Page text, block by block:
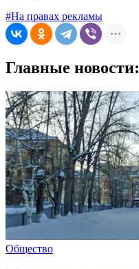
#На правах рекламы
Главные новости:
Общество